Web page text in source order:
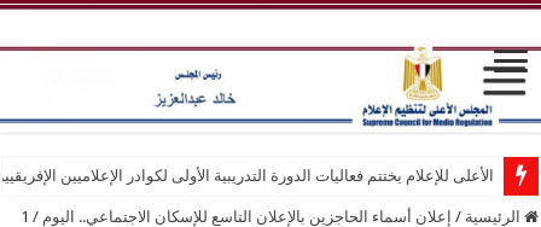
الأعلى للإعلام يختتم فعاليات الدورة التدريبية الأولى لكوادر الإعلاميين
الرئيسية / إعلان أسماء الحاجزين بالإعلان التاسع للإسكان الاجتماعي.. اليوم /
1